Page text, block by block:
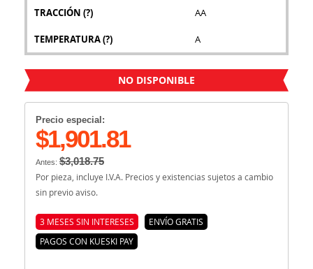
TRACCIÓN (?) AA
TEMPERATURA(?) A
NO DISPONIBLE
Precio especial:
$1,901.81
Antes: $3,018.75
Por pieza, incluye I.V.A. Precios y existencias sujetos a cambio
sin previo aviso.
3 MESES SIN INTERESES
ENVÍO GRATIS
PAGOS CON KUESKI PAY